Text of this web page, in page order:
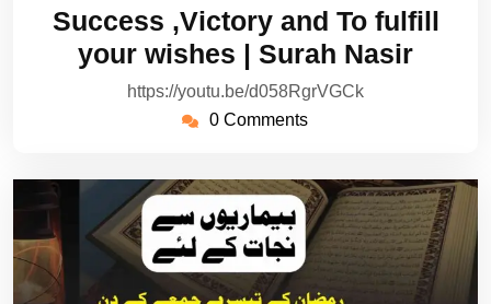
2022
Rehman
Success ,Victory and To fulfill
your wishes | Surah Nasir
https://youtu.be/d058RgrVGCk
0 Comments